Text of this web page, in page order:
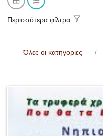
Περισσότερα φίλτρα
Όλες οι κατηγορίες